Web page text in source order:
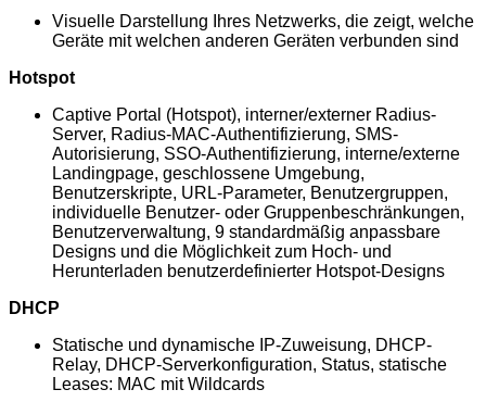
Visuelle Darstellung Ihres Netzwerks, die zeigt, welche
Geräte mit welchen anderen Geräten verbunden sind
Hotspot
Captive Portal (Hotspot), interner/externer Radius-
Server, Radius-MAC-Authentifizierung, SMS-
Autorisierung, SSO-Authentifizierung, interne/externe
Landingpage, geschlossene Umgebung,
Benutzerskripte, URL-Parameter, Benutzergruppen,
individuelle Benutzer- oder Gruppenbeschränkungen,
Benutzerverwaltung, 9 standardmäßig anpassbare
Designs und die Möglichkeit zum Hoch- und
Herunterladen benutzerdefinierter Hotspot-Designs
DHCP
Statische und dynamische IP-Zuweisung, DHCP-
Relay, DHCP-Serverkonfiguration, Status, statische
Leases: MAC mit Wildcards